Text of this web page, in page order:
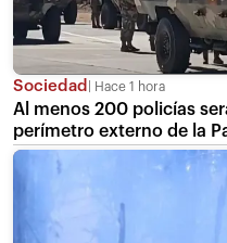
Sociedad Hace 1 hora
Al menos 200 policías
perímetro externo de la